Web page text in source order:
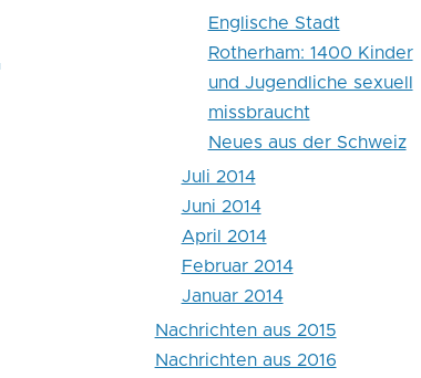
Englische Stadt
Rotherham: 1400 Kinder
und Jugendliche sexuell
missbraucht
Neues aus der Schweiz
Juli 2014
Juni 2014
April 2014
Februar 2014
Januar 2014
Nachrichten aus 2015
Nachrichten aus 2016